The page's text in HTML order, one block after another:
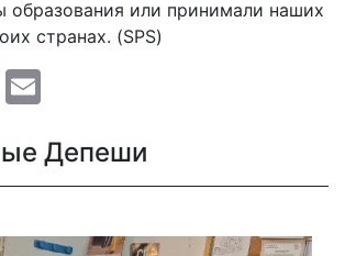
образования или принимали наших
странах. (SPS)
Twitter
Депеши